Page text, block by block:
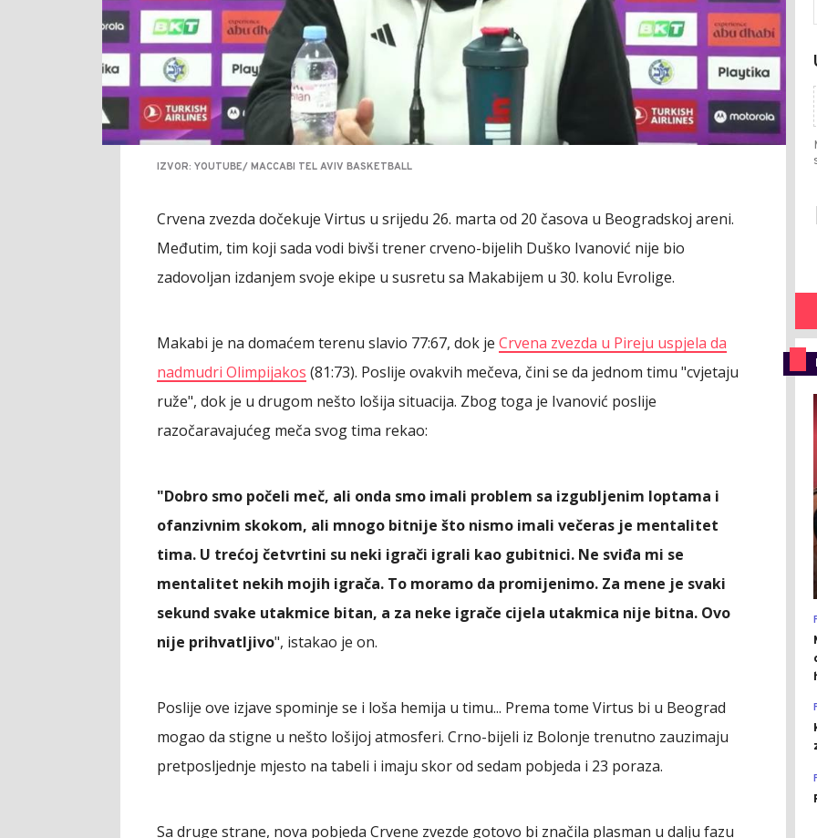
IZVOR: YOUTUBE/ MACCABI TEL AVIV BASKETBALL
Crvena zvezda dočekuje Virtus u srijedu 26. marta od 20 časova u Beogradskoj areni.
Međutim, tim koji sada vodi bivši trener crveno-bijelih Duško Ivanović nije bio
zadovoljan izdanjem svoje ekipe u susretu sa Makabijem u 30. kolu Evrolige.
Makabi je na domaćem terenu slavio 77:67, dok je Crvena zvezda u Pireju uspjela da
nadmudri Olimpijakos (81:73). Poslije ovakvih mečeva, čini se da jednom timu "cvjetaju
ruže", dok je u drugom nešto lošija situacija. Zbog toga je Ivanović poslije
razočaravajućeg meča svog tima rekao:
"Dobro smo počeli meč, ali onda smo imali problem sa izgubljenim loptama i
ofanzivnim skokom, ali mnogo bitnije što nismo imali večeras je mentalitet
tima. U trećoj četvrtini su neki igrači igrali kao gubitnici. Ne sviđa mi se
mentalitet nekih mojih igrača. To moramo da promijenimo. Za mene je svaki
sekund svake utakmice bitan, a za neke igrače cijela utakmica nije bitna. Ovo
nije prihvatljivo", istakao je on.
Poslije ove izjave spominje se i loša hemija u timu... Prema tome Virtus bi u Beograd
mogao da stigne u nešto lošijoj atmosferi. Crno-bijeli iz Bolonje trenutno zauzimaju
pretposljednje mjesto na tabeli i imaju skor od sedam pobjeda i 23 poraza.
Sa druge strane, nova pobjeda Crvene zvezde gotovo bi značila plasman u dalju fazu